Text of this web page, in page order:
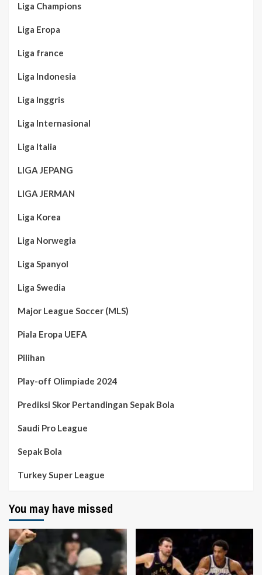
Liga Champions
Liga Eropa
Liga france
Liga Indonesia
Liga Inggris
Liga Internasional
Liga Italia
LIGA JEPANG
LIGA JERMAN
Liga Korea
Liga Norwegia
Liga Spanyol
Liga Swedia
Major League Soccer (MLS)
Piala Eropa UEFA
Pilihan
Play-off Olimpiade 2024
Prediksi Skor Pertandingan Sepak Bola
Saudi Pro League
Sepak Bola
Turkey Super League
You may have missed